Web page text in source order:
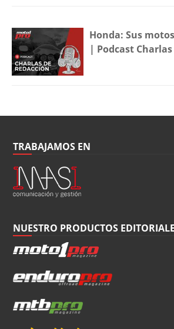
Honda: Sus
| Podcast
TRABAJAMOS EN
NUESTRO PRODUCTOS